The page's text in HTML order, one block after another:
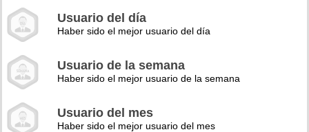
Usuario del día
Haber sido el mejor usuario del día
Usuario de la semana
Haber sido el mejor usuario de la semana
Usuario del mes
Haber sido el mejor usuario del mes